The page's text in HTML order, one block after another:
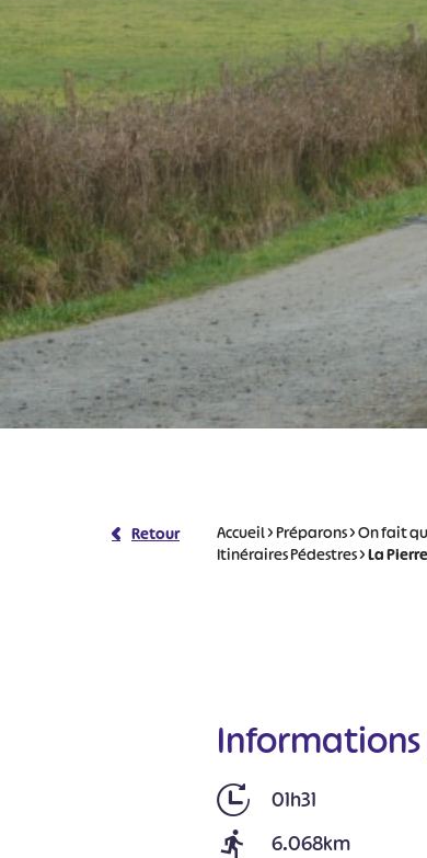
Retour Accueil>Préparons>On fait
Itinéraires Pédestres>La
01h31
6.068km